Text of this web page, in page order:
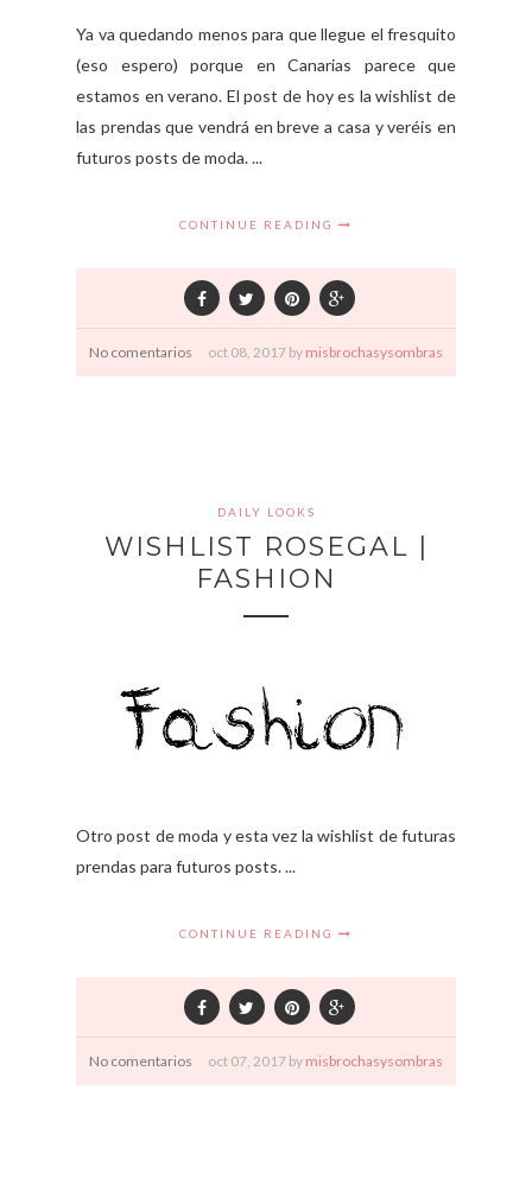
Ya va quedando menos para que llegue el fresquito
(eso espero) porque en Canarias parece que
estamos en verano. El post de hoy es la wishlist de
las prendas que vendrá en breve a casa y veréis en
futuros posts de moda. ...
CONTINUE READING
No comentarios oct 08, 2017 by misbrochasysombras
DAILY LOOKS
WISHLIST ROSEGAL |
FASHION
Otro post de moda y esta vez la wishlist de futuras
prendas para futuros posts. ...
CONTINUE READING
No comentarios oct 07, 2017 by misbrochasysombras